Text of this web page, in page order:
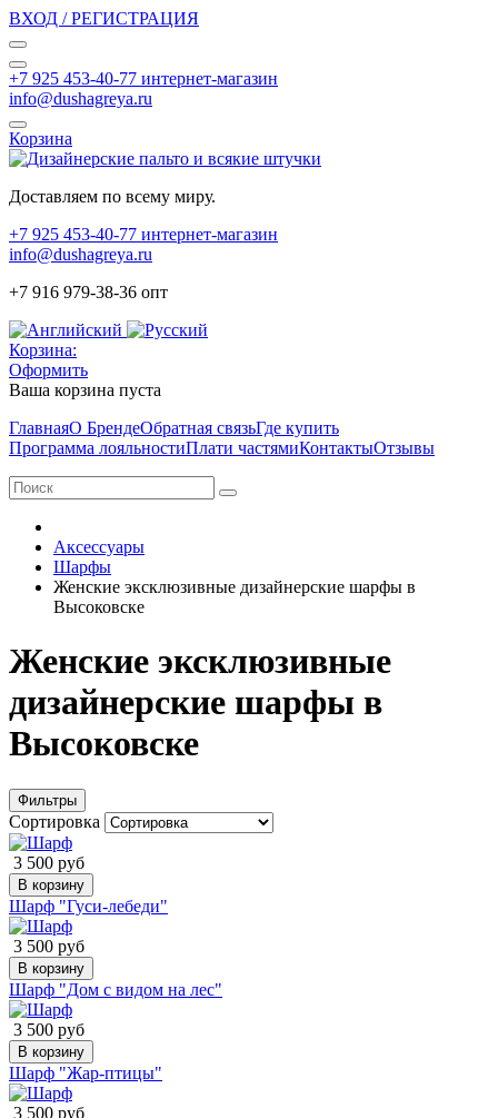
ВХОД / РЕГИСТРАЦИЯ
+7 925 453-40-77 интернет-магазин
info@dushagreya.ru
Корзина
Доставляем по всему миру.
+7 925 453-40-77 интернет-магазин
info@dushagreya.ru
+7 916 979-38-36 опт
Корзина:
Оформить
Ваша корзина пуста
ГлавнаяО БрендеОбратная связьГде купить
Программа лояльностиПлати частямиКонтактыОтзывы
Аксессуары
Шарфы
Женские эксклюзивные дизайнерские шарфы в
Высоковске
Женские эксклюзивные
дизайнерские шарфы в
Высоковске
Фильтры
Сортировка
3 500 руб
В корзину
Шарф "Гуси-лебеди"
3 500 руб
В корзину
Шарф "Дом с видом на лес"
3 500 руб
В корзину
Шарф "Жар-птицы"
3 500 руб